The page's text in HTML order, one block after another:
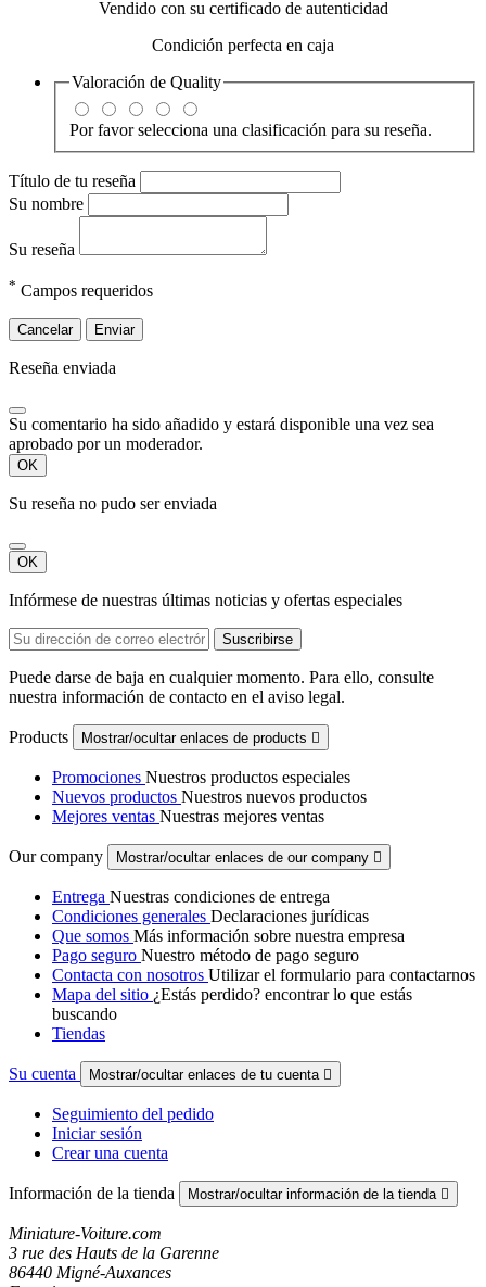
Vendido con su certificado de autenticidad
Condición perfecta en caja
Valoración de Quality
Por favor selecciona una clasificación para su reseña.
Título de tu reseña
Su nombre
Su reseña
* Campos requeridos
Cancelar Enviar
Reseña enviada
Su comentario ha sido añadido y estará disponible una vez sea
aprobado por un moderador.
OK
Su reseña no pudo ser enviada
OK
Infórmese de nuestras últimas noticias y ofertas especiales
Puede darse de baja en cualquier momento. Para ello, consulte
nuestra información de contacto en el aviso legal.
Products Mostrar/ocultar enlaces de products 
Promociones Nuestros productos especiales
Nuevos productos Nuestros nuevos productos
Mejores ventas Nuestras mejores ventas
Our company Mostrar/ocultar enlaces de our company 
Entrega Nuestras condiciones de entrega
Condiciones generales Declaraciones jurídicas
Que somos Más información sobre nuestra empresa
Pago seguro Nuestro método de pago seguro
Contacta con nosotros Utilizar el formulario para contactarnos
Mapa del sitio ¿Estás perdido? encontrar lo que estás
buscando
Tiendas
Su cuenta Mostrar/ocultar enlaces de tu cuenta 
Seguimiento del pedido
Iniciar sesión
Crear una cuenta
Información de la tienda Mostrar/ocultar información de la tienda 
Miniature-Voiture.com
3 rue des Hauts de la Garenne
86440 Migné-Auxances